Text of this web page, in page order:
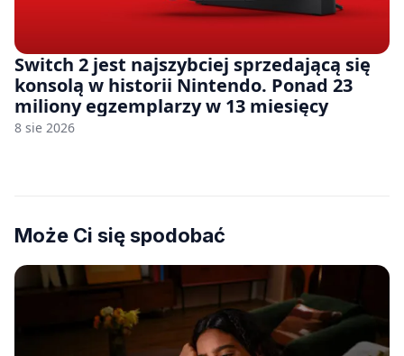
Switch 2 jest najszybciej sprzedającą się
konsolą w historii Nintendo. Ponad 23
miliony egzemplarzy w 13 miesięcy
8 sie 2026
Może Ci się spodobać